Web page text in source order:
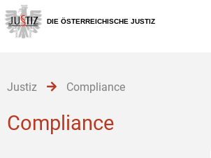
Zur
Hauptnavigation
[1]
Zum
Inhalt
[2]
Zum
Untermenü
[3]
DIE ÖSTERREICHISCHE JUSTIZ
Justiz Compliance
Compliance